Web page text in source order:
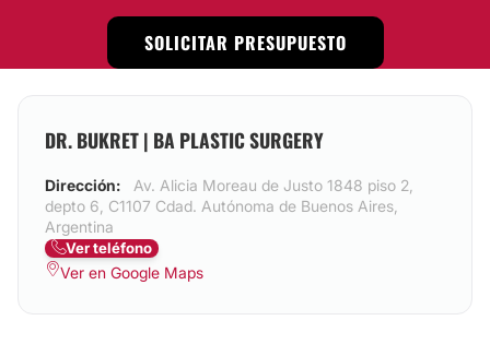
SOLICITAR PRESUPUESTO
DR. BUKRET | BA PLASTIC SURGERY
Dirección:
Av. Alicia Moreau de Justo 1848 piso 2,
depto 6, C1107 Cdad. Autónoma de Buenos Aires,
Argentina
Ver teléfono
Ver en Google Maps